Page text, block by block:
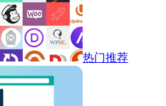
热门推荐